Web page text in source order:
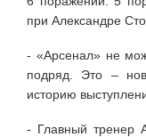
при Александре
- «Арсенал» не
подряд. Это –
историю
- Главный тренер